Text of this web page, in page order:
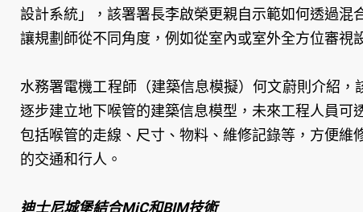
設計系統」，該署署長李啟榮更親自示範如何透過
讓規劃師從不同角度，例如從室內或室外全方位審視
水務署電機工程師（建築信息模擬）何文蔚則介紹
逐步建立地下喉管的建築信息模型，未來工程人員可
包括喉管的走線、尺寸、物料、維修記錄等，方便
的交通和行人。
迪士尼城堡結合MiC和BIM技術